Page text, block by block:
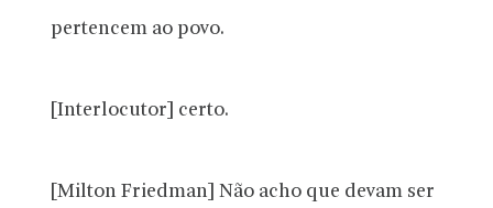
pertencem ao povo.
[Interlocutor] certo.
[Milton Friedman] Não acho que devam ser